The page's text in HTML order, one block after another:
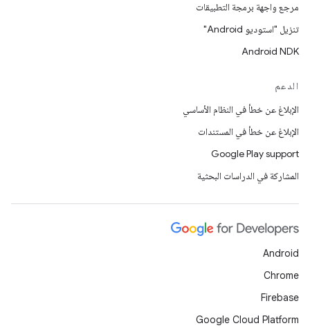
مرجع واجهة برمجة التطبيقات
تنزيل "استوديو Android"
Android NDK
الدعم
الإبلاغ عن خطأ في النظام الأساسي
الإبلاغ عن خطأ في المستندات
Google Play support
المشاركة في الدراسات البحثية
Android
Chrome
Firebase
Google Cloud Platform